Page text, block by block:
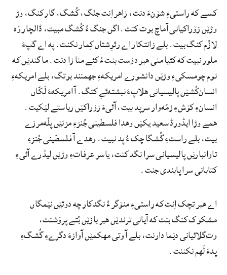
کسے که راستیءِ شۆنءَ دنت، زاهر اِنت جنَگ، کُشگ، گار کنگ، وڑ
وڑێں زۆراکیانی آماچ بوت کنت. اگں جنگ ءُ کُشگ مبیت، ڈالچار وَه
لازُم کنگ بیت. بلے زانتکار اے رئوِشتاں کِمار نکنت. په اے گپءَ
ملور نبیت که کئیا منی هبر دۆست بنت ءُ کئے منا زا دنت. ما گندێں که
نوم چومسکیءِ وڑێں دانشورے امریکهءِ جهمنند بوتگ، بلے امریکهءِ
انسان‌کُشێں پالیسیانی هلاپءَ نبشته‌ئےِ کتگ. آ امریکهءَ لَکّاں
انسانءِ کۆشءِ زمّه‌وار سرپد بیت، آئیءَ زۆراکێں ریاستے لێکیت.
همے وڑا ایڈورڈ سعید یکێں وهدا فلسطینی جُنزءِ مزنێں پلّه‌مرزے
بیت، بلے راستءِ گُشگا چک ءُ پد نبیت. وهدے آ فلسطینی جُنزءِ
تاوانبارێں پالیسیانی سرا نگد کنت، یاسر عرفاتءِ وڑێں لیڈرے آئیءِ
کتابانی سرا پابندی جنت.
اے هبر تچک اِنت که راستیءِ منۆگر ءُ نگدکار چه دوئێں نێمگاں
مشکوک کنگ بنت که آیانی ترندێں هبر بازێں بُتے پرۆشنت،
وت‌گلائیانی دێما دارنت، بلے آ وتی مهکمێں آوازءَ دگرےءِ گُشگءِ
پدءَ لَهم نکننت.